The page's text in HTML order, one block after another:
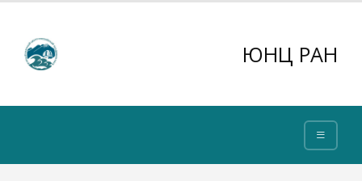
ЮНЦ РАН